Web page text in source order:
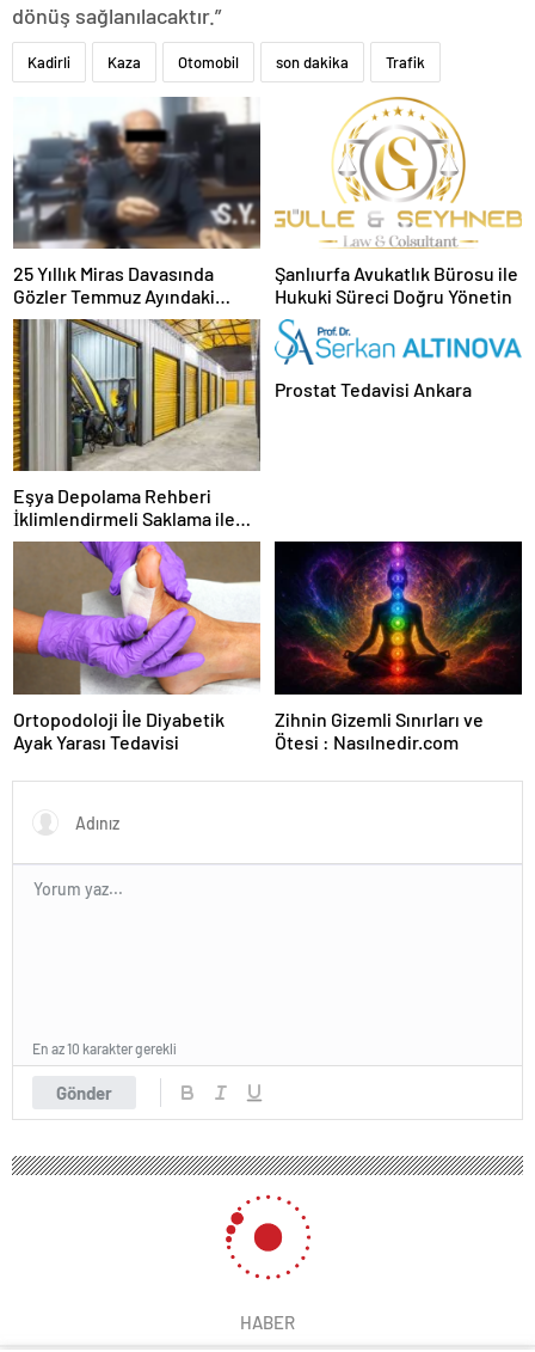
dönüş sağlanılacaktır.”
Kadirli Kaza Otomobil son dakika Trafik
25 Yıllık Miras Davasında
Gözler Temmuz Ayındaki
Karar Duruşmasına Çevrildi
Şanlıurfa Avukatlık Bürosu ile
Hukuki Süreci Doğru Yönetin
Eşya Depolama Rehberi
İklimlendirmeli Saklama ile
Güvenli Kullanım
Prostat Tedavisi Ankara
Ortopodoloji İle Diyabetik
Ayak Yarası Tedavisi
Zihnin Gizemli Sınırları ve
Ötesi : Nasılnedir.com
Gönder
En az 10 karakter gerekli
HABER